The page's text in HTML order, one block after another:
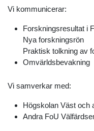
Vi kommunicerar:
Forskningsresultat i
Nya forskningsrön
Praktisk tolkning av
Omvärldsbevakning
Vi samverkar med:
Högskolan Väst och
Andra FoU